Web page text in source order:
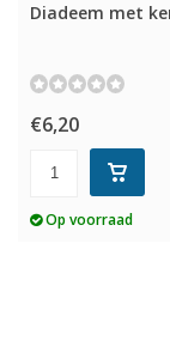
Diadeem met
€6,20
Op voorraad